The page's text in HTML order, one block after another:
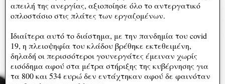
απειλή της ανεργίας, αξιοποίησε όλο το αντεργατικό
οπλοστάσιο στις πλάτες των εργαζομένων.
Ιδιαίτερα αυτό το διάστημα, με την πανδημία του covid
19, η πλειοψηφία του κλάδου βρέθηκε εκτεθειμένη,
δηλαδή οι περισσότεροι γουνεργάτες έμειναν χωρίς
εισόδημα αφού στα μέτρα στήριξης της κυβέρνησης για
τα 800 και 534 ευρώ δεν εντάχτηκαν αφού δε φαινόταν